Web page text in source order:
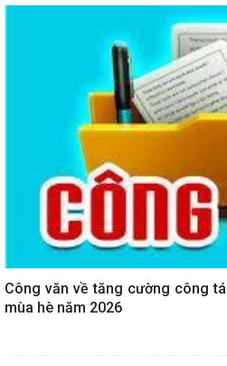
Công văn về tăng cường công
mùa hè năm 2026